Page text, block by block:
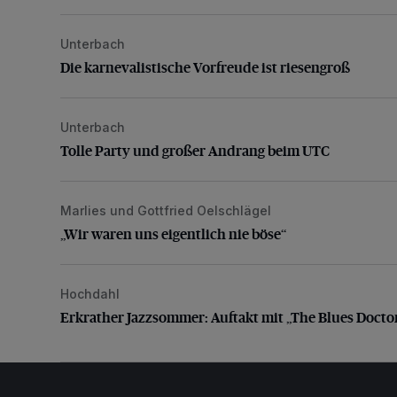
Die karnevalistische Vorfreude ist riesengroß
Unterbach
Die karnevalistische Vorfreude ist riesengroß
Tolle Party und großer Andrang beim UTC
Unterbach
Tolle Party und großer Andrang beim UTC
„Wir waren uns eigentlich nie böse“
Marlies und Gottfried Oelschlägel
„Wir waren uns eigentlich nie böse“
Erkrather Jazzsommer: Auftakt mit „The Blues Doctor“
Hochdahl
Erkrather Jazzsommer: Auftakt mit „The Blues